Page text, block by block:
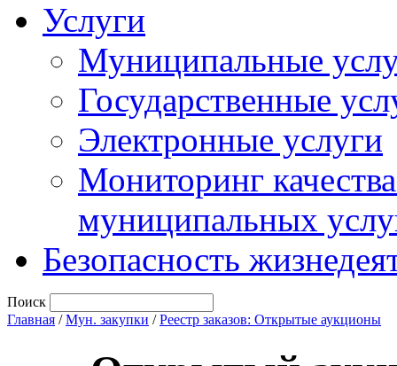
Услуги
Муниципальные
Государственные
Электронные услуги
Мониторинг
муниципальных
Безопасность
Поиск
Главная /Мун. закупки /Реестр заказов: Открытые аукционы